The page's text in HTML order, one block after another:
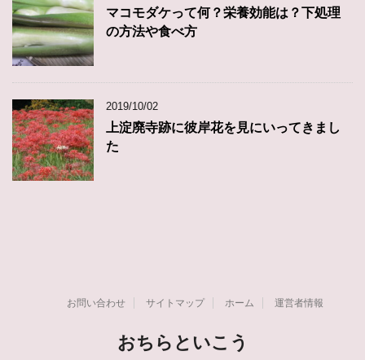
マコモダケって何？栄養効能は？下処理
の方法や食べ方
2019/10/02
上淀廃寺跡に彼岸花を見にいってきまし
た
お問い合わせ サイトマップ ホーム 運営者情報
おちらといこう